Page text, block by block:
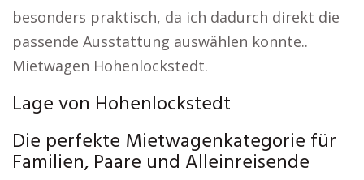
besonders praktisch, da ich dadurch direkt die
passende Ausstattung auswählen konnte..
Mietwagen Hohenlockstedt.
Lage von Hohenlockstedt
Die perfekte Mietwagenkategorie für
Familien, Paare und Alleinreisende